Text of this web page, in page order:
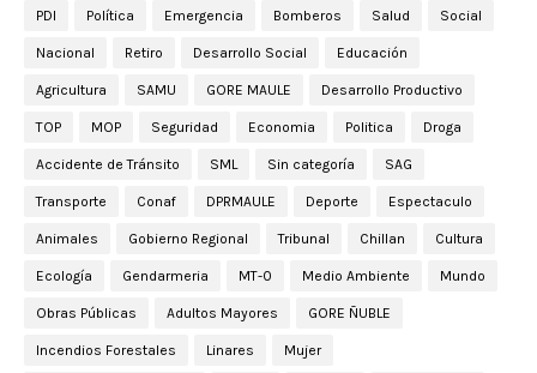
PDI Política Emergencia Bomberos Salud Social
Nacional Retiro Desarrollo Social Educación
Agricultura SAMU GORE MAULE Desarrollo Productivo
TOP MOP Seguridad Economia Politica Droga
Accidente de Tránsito SML Sin categoría SAG
Transporte Conaf DPRMAULE Deporte Espectaculo
Animales Gobierno Regional Tribunal Chillan Cultura
Ecología Gendarmeria MT-0 Medio Ambiente Mundo
Obras Públicas Adultos Mayores GORE ÑUBLE
Incendios Forestales Linares Mujer